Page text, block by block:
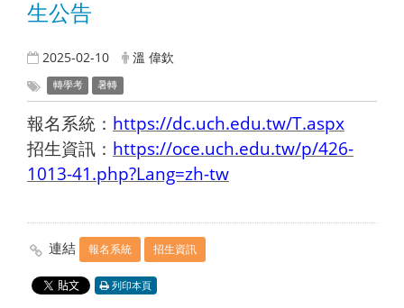
生公告
2025-02-10 溫 偉欽
轉學考 暑轉
報名系統： https://dc.uch.edu.tw/T.aspx
招生資訊： https://oce.uch.edu.tw/p/426-
1013-41.php?Lang=zh-tw
連結 報名系統 招生資訊
列印本頁